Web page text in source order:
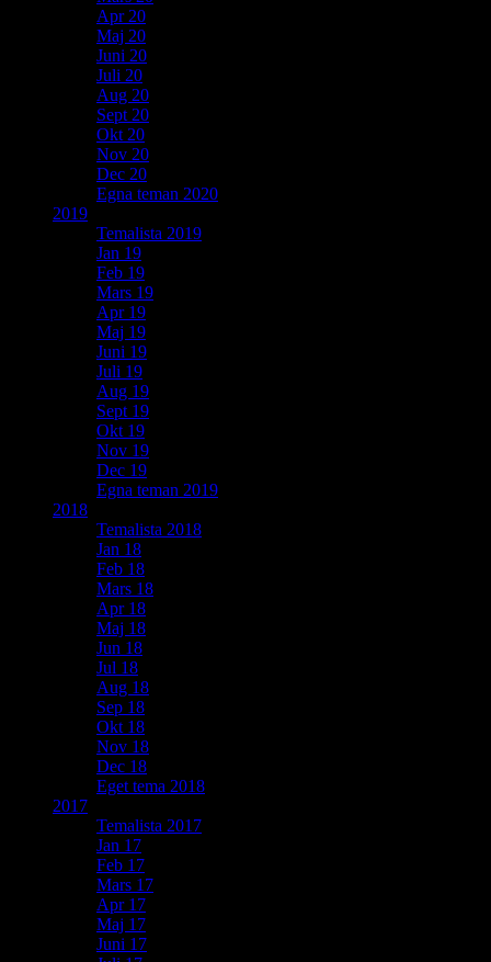
Apr 20
Maj 20
Juni 20
Juli 20
Aug 20
Sept 20
Okt 20
Nov 20
Dec 20
Egna teman 2020
2019
Temalista 2019
Jan 19
Feb 19
Mars 19
Apr 19
Maj 19
Juni 19
Juli 19
Aug 19
Sept 19
Okt 19
Nov 19
Dec 19
Egna teman 2019
2018
Temalista 2018
Jan 18
Feb 18
Mars 18
Apr 18
Maj 18
Jun 18
Jul 18
Aug 18
Sep 18
Okt 18
Nov 18
Dec 18
Eget tema 2018
2017
Temalista 2017
Jan 17
Feb 17
Mars 17
Apr 17
Maj 17
Juni 17